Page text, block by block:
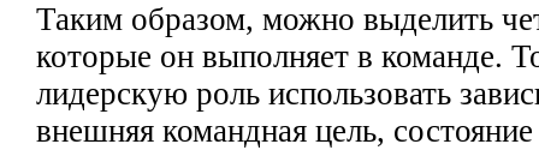
Таким образом, можно выделить
которые он выполняет в команде.
лидерскую роль использовать
внешняя командная цель,